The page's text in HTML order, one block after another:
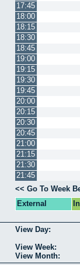
17:45
18:00
18:15
18:30
18:45
19:00
19:15
19:30
19:45
20:00
20:15
20:30
20:45
21:00
21:15
21:30
21:45
<< Go To Week
External
View Day:
View Week:
View Month: